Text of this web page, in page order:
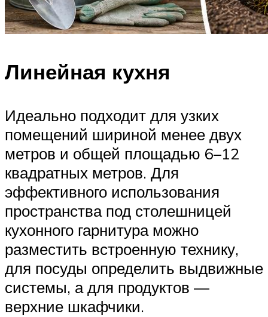
Линейная кухня
Идеально подходит для узких
помещений шириной менее двух
метров и общей площадью 6–12
квадратных метров. Для
эффективного использования
пространства под столешницей
кухонного гарнитура можно
разместить встроенную технику,
для посуды определить выдвижные
системы, а для продуктов —
верхние шкафчики.